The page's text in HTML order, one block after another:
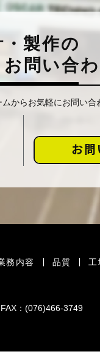
・製作の
お問い合
からお気軽にお問い合
お
務内容 品質 工
：(076)466-3749